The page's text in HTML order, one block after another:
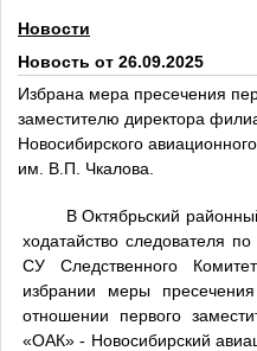
Новости
Новость от 26.09.2025
Избрана мера пресечения
заместителю директора
Новосибирского
им. В.П. Чкалова.
В Октябрьский
ходатайство следователя
СУ Следственного
избрании меры
отношении первого
«ОАК» - Новосибирский